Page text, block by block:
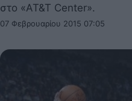
στο «AT&T Center».
07 Φεβρουαρίου 2015 07:05